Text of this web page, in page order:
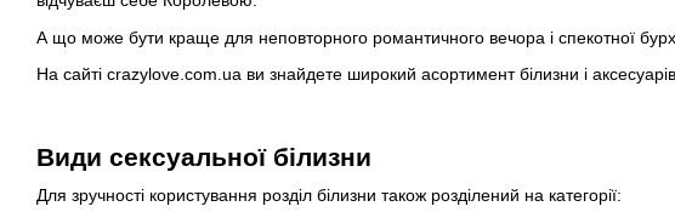
А що може бути краще для неповторного романтичного вечора і спекотної
На сайті crazylove.com.ua ви знайдете широкий асортимент білизни і
Види сексуальної білизни
Для зручності користування розділ білизни також розділений на категорії: